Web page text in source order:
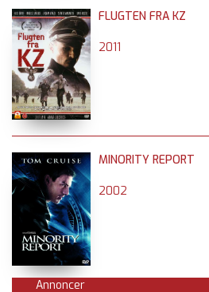
FLUGTEN FRA KZ
2011
MINORITY REPORT
2002
Annoncer